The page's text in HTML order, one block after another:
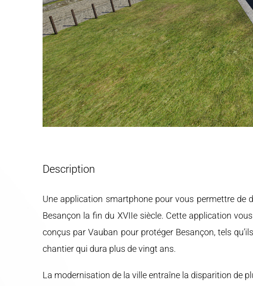
Description
Une application smartphone pour vous permettre de
Besançon la fin du XVIIe siècle. Cette application
conçus par Vauban pour protéger Besançon, tels
chantier qui dura plus de vingt ans.
La modernisation de la ville entraîne la disparition de